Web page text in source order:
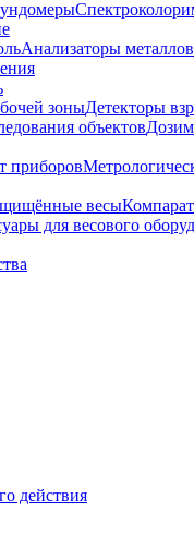
Анализаторы
зоныДетекторы
объектов
приборов
весы
для весового
действия